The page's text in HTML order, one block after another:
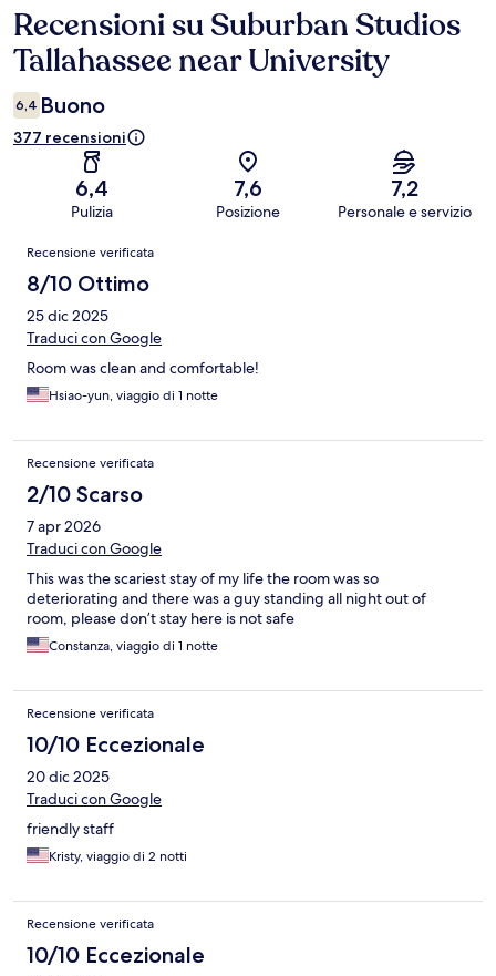
Recensioni
Recensioni su Suburban Studios
Tallahassee near University
6,4 Buono
377 recensioni
6,4
Pulizia
7,6
Posizione
7,2
Personale e servizio
Recensioni
Recensione verificata
8/10 Ottimo
25 dic 2025
Traduci con Google
Room was clean and comfortable!
Hsiao-yun, viaggio di 1 notte
Recensione verificata
2/10 Scarso
7 apr 2026
Traduci con Google
This was the scariest stay of my life the room was so
deteriorating and there was a guy standing all night out of
room, please don’t stay here is not safe
Constanza, viaggio di 1 notte
Recensione verificata
10/10 Eccezionale
20 dic 2025
Traduci con Google
friendly staff
Kristy, viaggio di 2 notti
Recensione verificata
10/10 Eccezionale